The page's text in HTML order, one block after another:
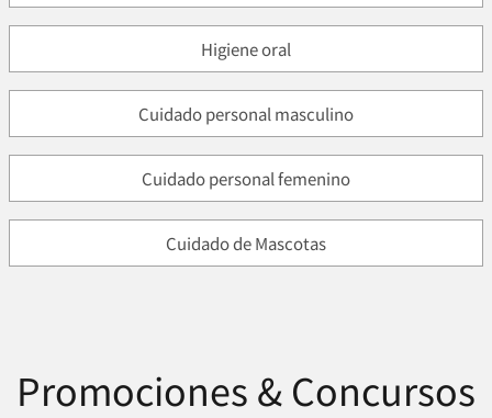
Higiene oral
Cuidado personal masculino
Cuidado personal femenino
Cuidado de Mascotas
Promociones & Concursos